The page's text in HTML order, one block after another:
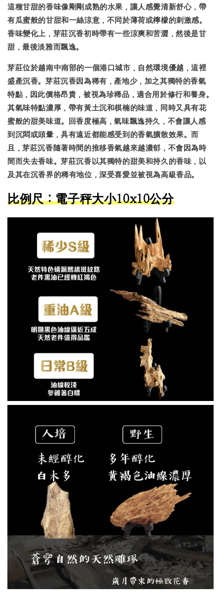
這種甘甜的香味像剛剛成熟的水果，讓人感覺清新舒心，帶
有瓜蜜般的甘甜和一絲涼意，不同於薄荷或檸檬的刺激感。
香味變化上，芽莊沉香初時帶有一些涼爽和苦澀，然後是甘
甜，最後淡雅而飄逸。
芽莊位於越南中南部的一個港口城市，自然環境優越，這裡
盛產沉香。芽莊沉香因為稀有，產地少，加之其獨特的香氣
特點，因此價格昂貴，被視為珍稀品，適合用於修行和養身。
其氣味特點濃厚，帶有黃土沉和棋楠的味道，同時又具有花
蜜般的甜美味道。回香度極高，氣味飄逸持久，不會讓人感
到沉悶或頭暈，具有遠近都能感受到的香氣擴散效果。而
且，芽莊沉香隨著時間的推移香氣越來越濃郁，不會因為時
間而失去香味。芽莊沉香以其獨特的甜美和持久的香味，以
及其在沉香界的稀有地位，深受喜愛並被視為高級香品。
比例尺：電子秤大小10x10公分